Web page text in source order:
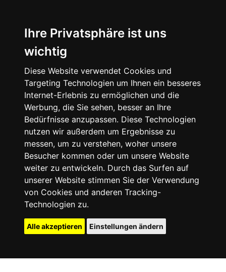
Ihre Privatsphäre ist uns
wichtig
Diese Website verwendet Cookies und
Targeting Technologien um Ihnen ein besseres
Internet-Erlebnis zu ermöglichen und die
Werbung, die Sie sehen, besser an Ihre
Bedürfnisse anzupassen. Diese Technologien
nutzen wir außerdem um Ergebnisse zu
messen, um zu verstehen, woher unsere
Besucher kommen oder um unsere Website
weiter zu entwickeln. Durch das Surfen auf
unserer Website stimmen Sie der Verwendung
von Cookies und anderen Tracking-
Technologien zu.
Alle akzeptieren Einstellungen ändern